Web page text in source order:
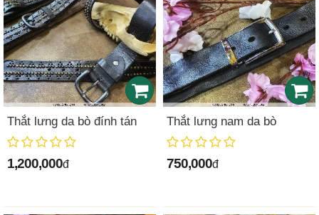
Thắt lưng da bò đính tán
1,200,000đ
Thắt lưng nam da bò
750,000đ